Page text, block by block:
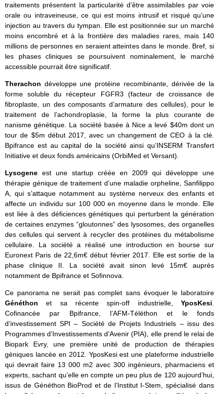
traitements présentent la particularité d’être assimilables par voie
orale ou intraveineuse, ce qui est moins intrusif et risqué qu’une
injection au travers du tympan. Elle est positionnée sur un marché
moins encombré et à la frontière des maladies rares, mais 140
millions de personnes en seraient atteintes dans le monde. Bref, si
les phases cliniques se poursuivent nominalement, le marché
accessible pourrait être significatif.
Therachon développe une protéine recombinante, dérivée de la
forme soluble du récepteur FGFR3 (facteur de croissance de
fibroplaste, un des composants d’armature des cellules), pour le
traitement de l’achondroplasie, la forme la plus courante de
nanisme génétique. La société basée à Nice a levé $40m dont un
tour de $5m début 2017, avec un changement de CEO à la clé.
Bpifrance est au capital de la société ainsi qu’INSERM Transfert
Initiative et deux fonds américains (OrbiMed et Versant).
Lysogene est une startup créée en 2009 qui développe une
thérapie génique de traitement d’une maladie orpheline, Sanfilippo
A, qui s’attaque notamment au système nerveux des enfants et
affecte un individu sur 100 000 en moyenne dans le monde. Elle
est liée à des déficiences génétiques qui perturbent la génération
de certaines enzymes “gloutonnes” des lysosomes, des organelles
des cellules qui servent à recycler des protéines du métabolisme
cellulaire. La société a réalisé une introduction en bourse sur
Euronext Paris de 22,6m€ début février 2017. Elle est sortie de la
phase clinique II. La société avait sinon levé 15m€ auprès
notamment de Bpifrance et Sofinnova.
Ce panorama ne serait pas complet sans évoquer le laboratoire
Généthonet sa récente spin-off industrielle,YposKesi
Cofinancée par Bpifrance, l’AFM-Téléthon et le fonds
d’investissement SPI – Société de Projets Industriels – issu des
Programmes d’Investissements d’Avenir (PIA), elle prend le relai de
Biopark Evry, une première unité de production de thérapies
géniques lancée en 2012. YposKesi est une plateforme industrielle
qui devrait faire 13 000 m2 avec 300 ingénieurs, pharmaciens et
experts, sachant qu’elle en compte un peu plus de 120 aujourd’hui,
issus de Généthon BioProd et de l’Institut I-Stem, spécialisé dans